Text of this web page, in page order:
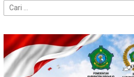
Cari
untuk: